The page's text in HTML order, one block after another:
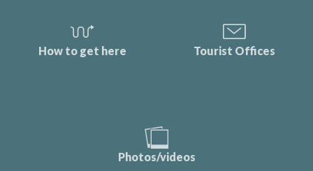
How to get here Tourist Offices
Photos/videos